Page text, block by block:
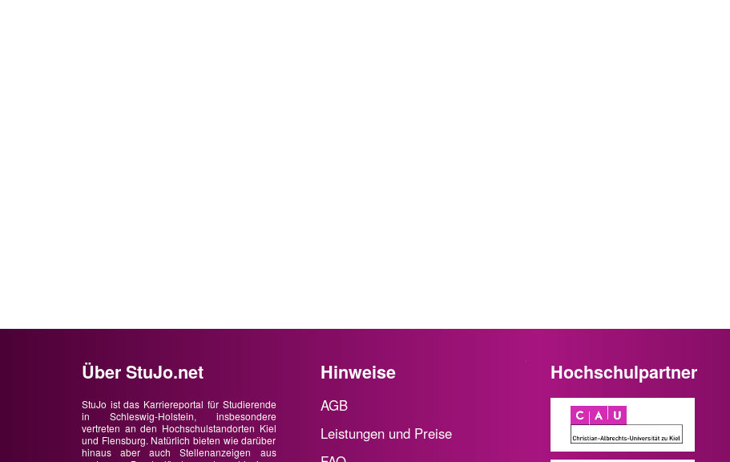
Über StuJo.net
StuJo ist das Karriereportal für Studierende
in Schleswig-Holstein, insbesondere
vertreten an den Hochschulstandorten Kiel
und Flensburg. Natürlich bieten wie darüber
hinaus aber auch Stellenanzeigen aus
Hinweise
AGB
Leistungen und Preise
Hochschulpartner